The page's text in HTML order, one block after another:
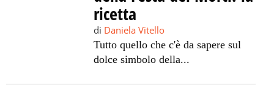
ricetta
di Daniela Vitello
Tutto quello che c'è da sapere sul
dolce simbolo della...